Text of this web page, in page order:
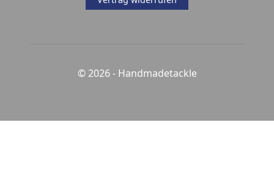
© 2026 - Handmadetackle